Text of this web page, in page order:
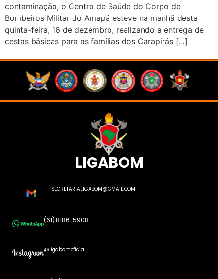
contaminação, o Centro de Saúde do Corpo de
Bombeiros Militar do Amapá esteve na manhã desta
quinta-feira, 16 de dezembro, realizando a entrega de
cestas básicas para as famílias dos Carapirás […]
LIGABOM
SECRETARIALIGABOM@GMAIL.COM
(61) 8186-5908
@ligabomoficial